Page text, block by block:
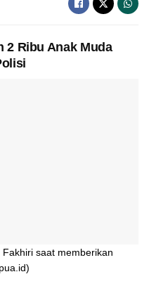
2 Ribu Anak Muda
saat memberikan